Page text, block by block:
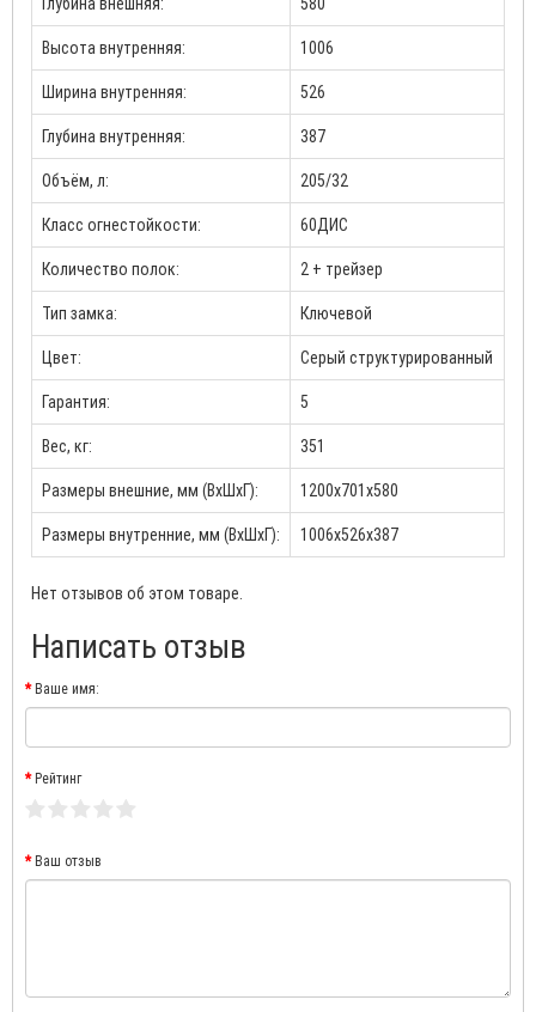
Высота внутренняя: 1006
Ширина внутренняя: 526
Глубина внутренняя: 387
Объём, л: 205/32
Класс огнестойкости: 60ДИС
Количество полок: 2 + трейзер
Тип замка: Ключевой
Цвет: Cерый структурированный
Гарантия: 5
Вес, кг: 351
Размеры внешние, мм (ВхШхГ): 1200x701x580
Размеры внутренние, мм (ВхШхГ): 1006x526x387
Нет отзывов об этом товаре.
Написать отзыв
Ваше имя:
Рейтинг
Ваш отзыв